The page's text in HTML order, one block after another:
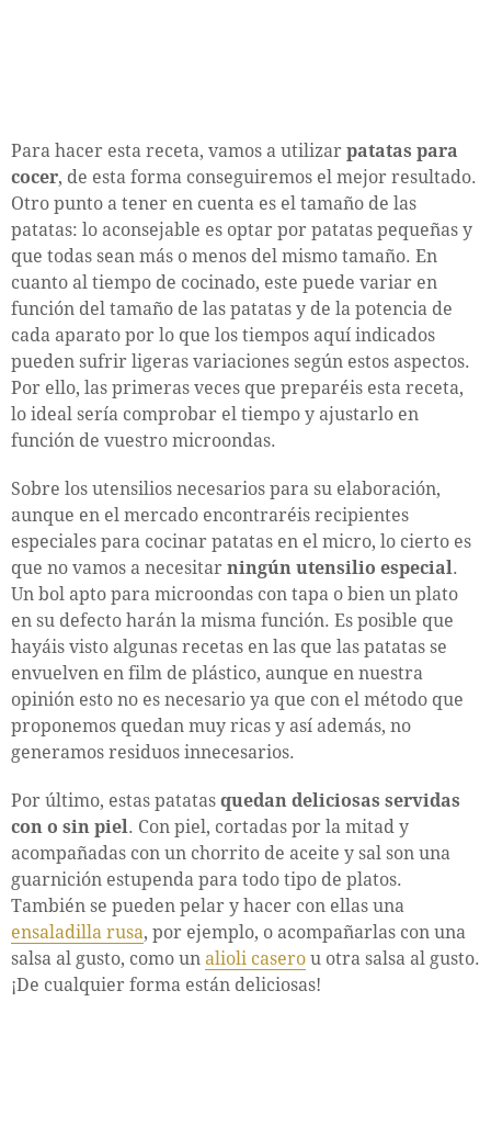
Para hacer esta receta, vamos a utilizar patatas para
cocer, de esta forma conseguiremos el mejor resultado.
Otro punto a tener en cuenta es el tamaño de las
patatas: lo aconsejable es optar por patatas pequeñas y
que todas sean más o menos del mismo tamaño. En
cuanto al tiempo de cocinado, este puede variar en
función del tamaño de las patatas y de la potencia de
cada aparato por lo que los tiempos aquí indicados
pueden sufrir ligeras variaciones según estos aspectos.
Por ello, las primeras veces que preparéis esta receta,
lo ideal sería comprobar el tiempo y ajustarlo en
función de vuestro microondas.
Sobre los utensilios necesarios para su elaboración,
aunque en el mercado encontraréis recipientes
especiales para cocinar patatas en el micro, lo cierto es
que no vamos a necesitar ningún utensilio especial.
Un bol apto para microondas con tapa o bien un plato
en su defecto harán la misma función. Es posible que
hayáis visto algunas recetas en las que las patatas se
envuelven en film de plástico, aunque en nuestra
opinión esto no es necesario ya que con el método que
proponemos quedan muy ricas y así además, no
generamos residuos innecesarios.
Por último, estas patatas quedan deliciosas servidas
con o sin piel. Con piel, cortadas por la mitad y
acompañadas con un chorrito de aceite y sal son una
guarnición estupenda para todo tipo de platos.
También se pueden pelar y hacer con ellas una
ensaladilla rusa, por ejemplo, o acompañarlas con una
salsa al gusto, como un alioli casero u otra salsa al gusto.
¡De cualquier forma están deliciosas!